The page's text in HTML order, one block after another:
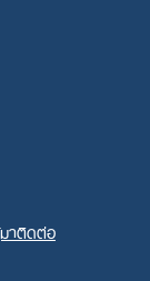
าติดต่อ